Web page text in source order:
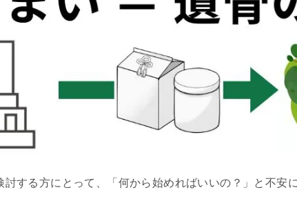
する方にとって、「何から始めればいいの？」と不安